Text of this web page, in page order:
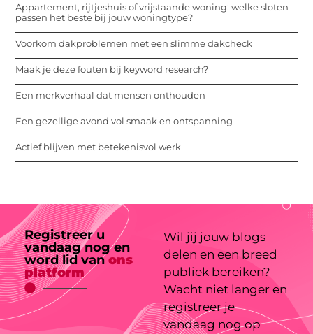
Appartement, rijtjeshuis of vrijstaande woning: welke sloten
passen het beste bij jouw woningtype?
Voorkom dakproblemen met een slimme dakcheck
Maak je deze fouten bij keyword research?
Een merkverhaal dat mensen onthouden
Een gezellige avond vol smaak en ontspanning
Actief blijven met betekenisvol werk
Registreer u
vandaag nog en
word lid vanons
platform
Wil jij jouw blogs
delen en een breed
publiek bereiken?
Wacht niet langer en
registreer je
vandaag nog op